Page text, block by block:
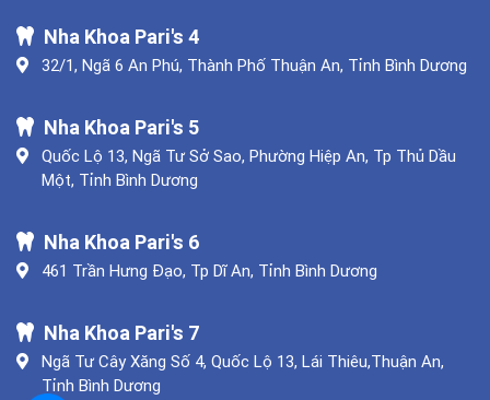
Nha Khoa Pari's 4
32/1, Ngã 6 An Phú, Thành Phố Thuận An, Tỉnh Bình Dương
Nha Khoa Pari's 5
Quốc Lộ 13, Ngã Tư Sở Sao, Phường Hiệp An, Tp Thủ Dầu
Một, Tỉnh Bình Dương
Nha Khoa Pari's 6
461 Trần Hưng Đạo, Tp Dĩ An, Tỉnh Bình Dương
Nha Khoa Pari's 7
Ngã Tư Cây Xăng Số 4, Quốc Lộ 13, Lái Thiêu,Thuận An,
Tỉnh Bình Dương